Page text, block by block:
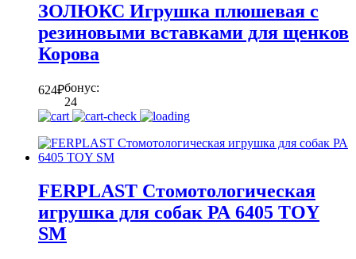
ЗОЛЮКС Игрушка плюшевая с
резиновыми вставками для щенков
Корова
624₽бонус:
24
FERPLAST Стомотологическая
игрушка для собак РА 6405 TOY
SM